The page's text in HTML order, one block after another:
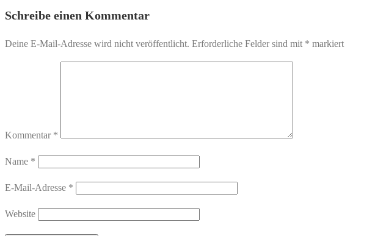
Schreibe einen Kommentar
Deine E-Mail-Adresse wird nicht veröffentlicht. Erforderliche Felder sind mit * markiert
Kommentar *
Name *
E-Mail-Adresse *
Website